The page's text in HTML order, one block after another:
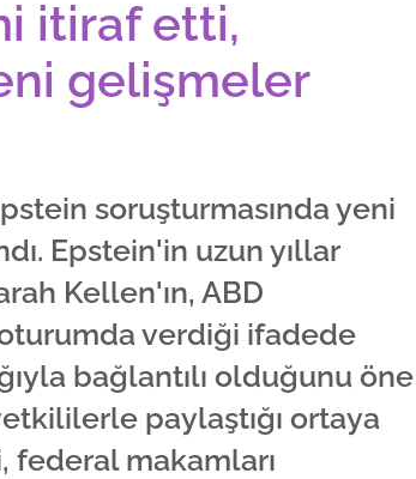
itiraf etti,
gelişmeler
soruşturmasında yeni
Epstein'in uzun yıllar
Kellen'ın, ABD
verdiği ifadede
bağlantılı olduğunu öne
paylaştığı ortaya
federal makamları